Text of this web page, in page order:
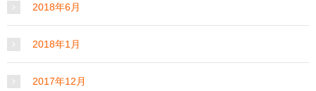
2018年6月
2018年1月
2017年12月